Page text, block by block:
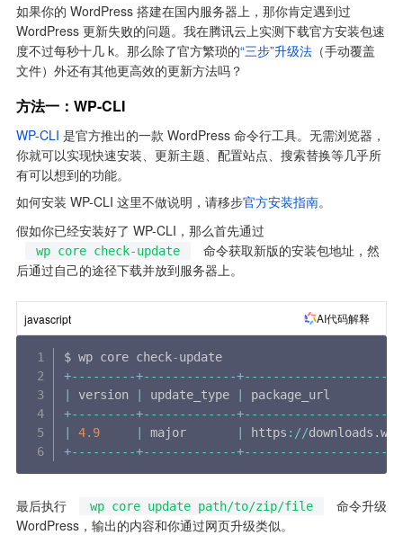
如果你的 WordPress 搭建在国内服务器上，那你肯定遇到过
WordPress 更新失败的问题。我在腾讯云上实测下载官方安装包速
度不过每秒十几 k。那么除了官方繁琐的“三步”升级法 （手动覆盖
文件）外还有其他更高效的更新方法吗？
方法一：WP-CLI
WP-CLI 是官方推出的一款 WordPress 命令行工具。无需浏览器，
你就可以实现快速安装、更新主题、配置站点、搜索替换等几乎所
有可以想到的功能。
如何安装 WP-CLI 这里不做说明，请移步官方安装指南。
假如你已经安装好了 WP-CLI，那么首先通过
wp core check-update
命令获取新版的安装包地址，然
后通过自己的途径下载并放到服务器上。
javascript AI代码解释
$ wp core check-
+-- -- -- -- -+-- -- -- -- -- -- -+-- -- -- -- -- -- -- -- -- --
version update_type
+-- -- -- -- -+-- -- -- -- -- -- -+-- -- -- -- -- -- -- -- -- --
4.9 major https : //downloads .
+-- -- -- -- -+-- -- -- -- -- -- -+-- -- -- -- -- -- -- -- -- --
最后执行 wp core update path/to/zip/file
命令升级
WordPress，输出的内容和你通过网页升级类似。